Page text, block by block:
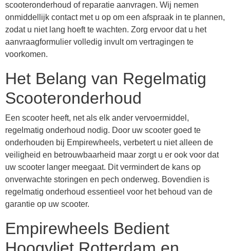
scooteronderhoud of reparatie aanvragen. Wij nemen
onmiddellijk contact met u op om een afspraak in te plannen,
zodat u niet lang hoeft te wachten. Zorg ervoor dat u het
aanvraagformulier volledig invult om vertragingen te
voorkomen.
Het Belang van Regelmatig
Scooteronderhoud
Een scooter heeft, net als elk ander vervoermiddel,
regelmatig onderhoud nodig. Door uw scooter goed te
onderhouden bij Empirewheels, verbetert u niet alleen de
veiligheid en betrouwbaarheid maar zorgt u er ook voor dat
uw scooter langer meegaat. Dit vermindert de kans op
onverwachte storingen en pech onderweg. Bovendien is
regelmatig onderhoud essentieel voor het behoud van de
garantie op uw scooter.
Empirewheels Bedient